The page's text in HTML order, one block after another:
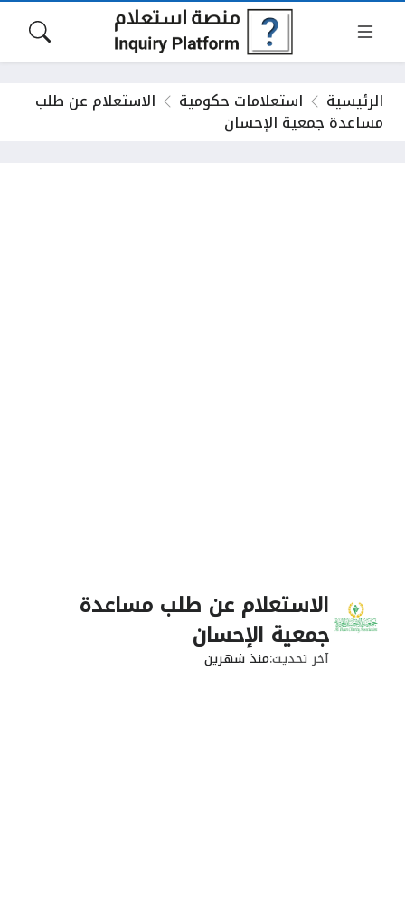
الرئيسية استعلامات حكومية الاستعلام عن طلب
مساعدة جمعية الإحسان
الاستعلام عن طلب مساعدة
جمعية الإحسان
آخر تحديثمنذ شهرين